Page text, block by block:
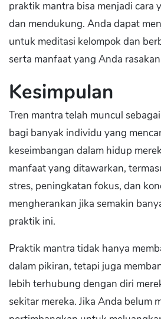
praktik mantra bisa menjadi cara
dan mendukung. Anda dapat
untuk meditasi kelompok dan
serta manfaat yang Anda
Kesimpulan
Tren mantra telah muncul
bagi banyak individu yang
keseimbangan dalam hidup
manfaat yang ditawarkan,
stres, peningkatan fokus, dan
mengherankan jika semakin
praktik ini.
Praktik mantra tidak hanya
dalam pikiran, tetapi juga
lebih terhubung dengan diri
sekitar mereka. Jika Anda belum